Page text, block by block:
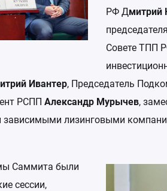
РФ Дмитрий
Совете ТПП
Ивантер, Председатель
РСПП Александр Мурычев,
зависимыми лизинговыми
Саммита были
сессии,